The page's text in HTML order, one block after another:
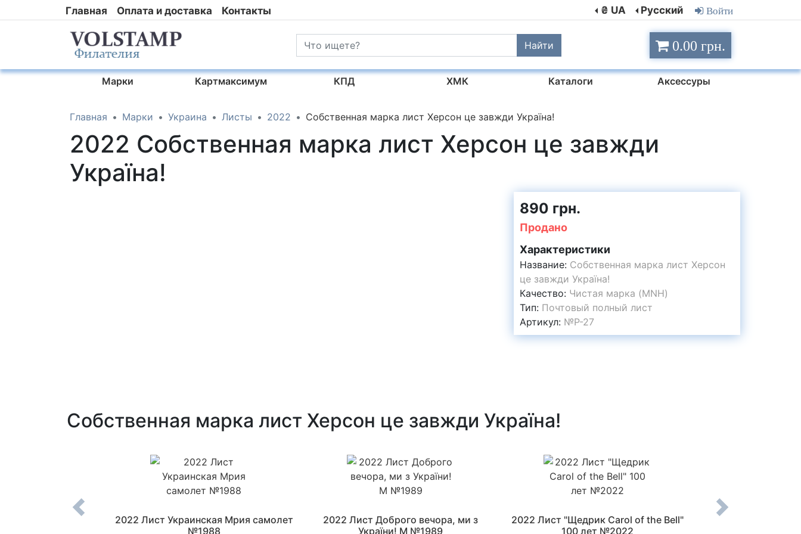
Главная Оплата и доставка Контакты ₴ UA Русский Войти
Найти 0.00 грн.
Марки Картмаксимум КПД ХМК Каталоги Аксессуры
Главная Марки Украина Листы 2022 Собственная марка лист Херсон це завжди Україна!
2022 Собственная марка лист Херсон це завжди
Україна!
890 грн.
Продано
Характеристики
Название: Собственная марка лист Херсон
це завжди Україна!
Качество: Чистая марка (MNH)
Тип: Почтовый полный лист
Артикул: №P-27
Собственная марка лист Херсон це завжди Україна!
2022 Лист Украинская Мрия самолет
№1988
2022 Лист Доброго вечора, ми з
України! M №1989
2022 Лист "Щедрик Carol of the Bell"
100 лет №2022